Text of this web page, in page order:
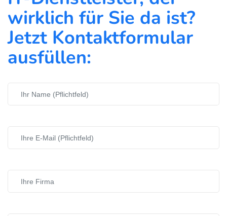
wirklich für Sie da ist?
Jetzt Kontaktformular
ausfüllen: